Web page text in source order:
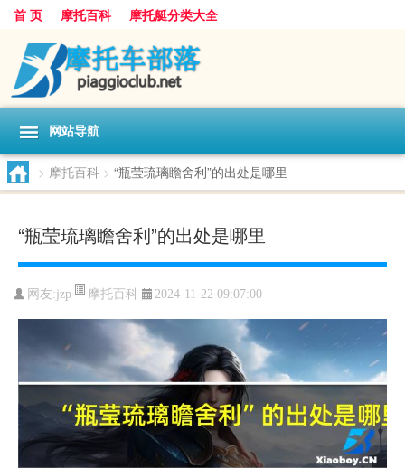
首 页 摩托百科 摩托艇分类大全
网站导航
> 摩托百科 > “瓶莹琉璃瞻舍利”的出处是哪里
“瓶莹琉璃瞻舍利”的出处是哪里
网友:jzp 摩托百科 2024-11-22 09:07:00